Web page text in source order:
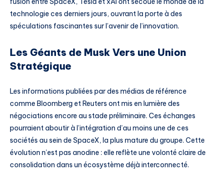
technologie ces derniers jours, ouvrant la porte à des
spéculations fascinantes sur l’avenir de l’innovation.
Les Géants de Musk Vers une Union
Stratégique
Les informations publiées par des médias de référence
comme Bloomberg et Reuters ont mis en lumière des
négociations encore au stade préliminaire. Ces échanges
pourraient aboutir à l’intégration d’au moins une de ces
sociétés au sein de SpaceX, la plus mature du groupe. Cette
évolution n’est pas anodine : elle reflète une volonté claire de
consolidation dans un écosystème déjà interconnecté.